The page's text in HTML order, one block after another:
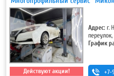
Действуют акции!
Адрес: г.
переулок,
График